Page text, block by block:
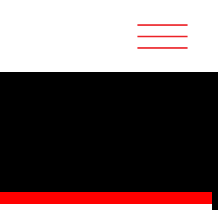
m